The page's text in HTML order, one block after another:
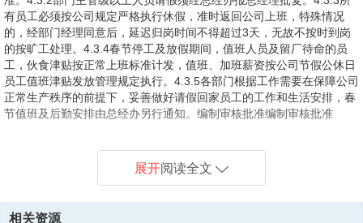
有员工必须按公司规定严格执行休假，准时返回公司上班，特殊情况
的，经部门经理同意后，延迟归岗时间不得超过3天，无故不按时到岗
的按旷工处理。4.3.4春节停工及放假期间，值班人员及留厂待命的员
工，伙食津贴按正常上班标准计发，值班、加班薪资按公司节假公休日
员工值班津贴发放管理规定执行。4.3.5各部门根据工作需要在保障公司
正常生产秩序的前提下，妥善做好请假回家员工的工作和生活安排，春
节值班及后勤安排由总经办另行通知。编制审核批准编制审核批准
展开阅读全文
相关资源